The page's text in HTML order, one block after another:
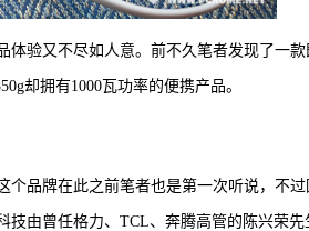
体验又不尽如人意。前不久笔者发现了一款
却拥有1000瓦功率的便携产品。
个品牌在此之前笔者也是第一次听说，不过
技由曾任格力、TCL、奔腾高管的陈兴荣先